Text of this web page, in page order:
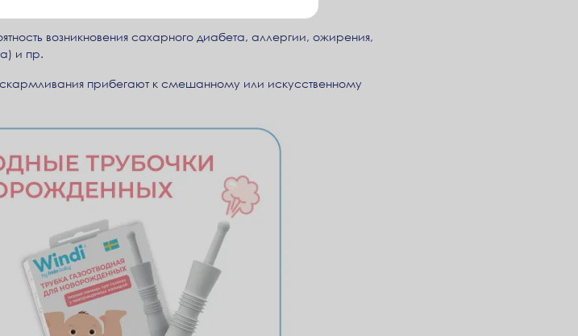
веществ
возникновения сахарного диабета, аллергии, ожирения,
и пр.
прибегают к смешанному или искусственному